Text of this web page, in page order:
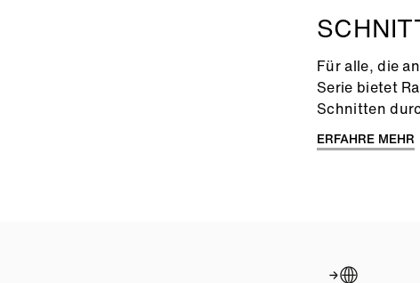
Für alle, die
Serie bietet
Schnitten
ERFAHRE MEHR